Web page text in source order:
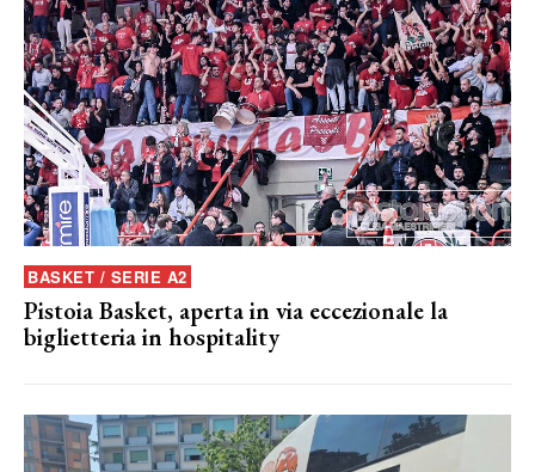
BASKET / SERIE A2
Pistoia Basket, aperta in via eccezionale la
biglietteria in hospitality